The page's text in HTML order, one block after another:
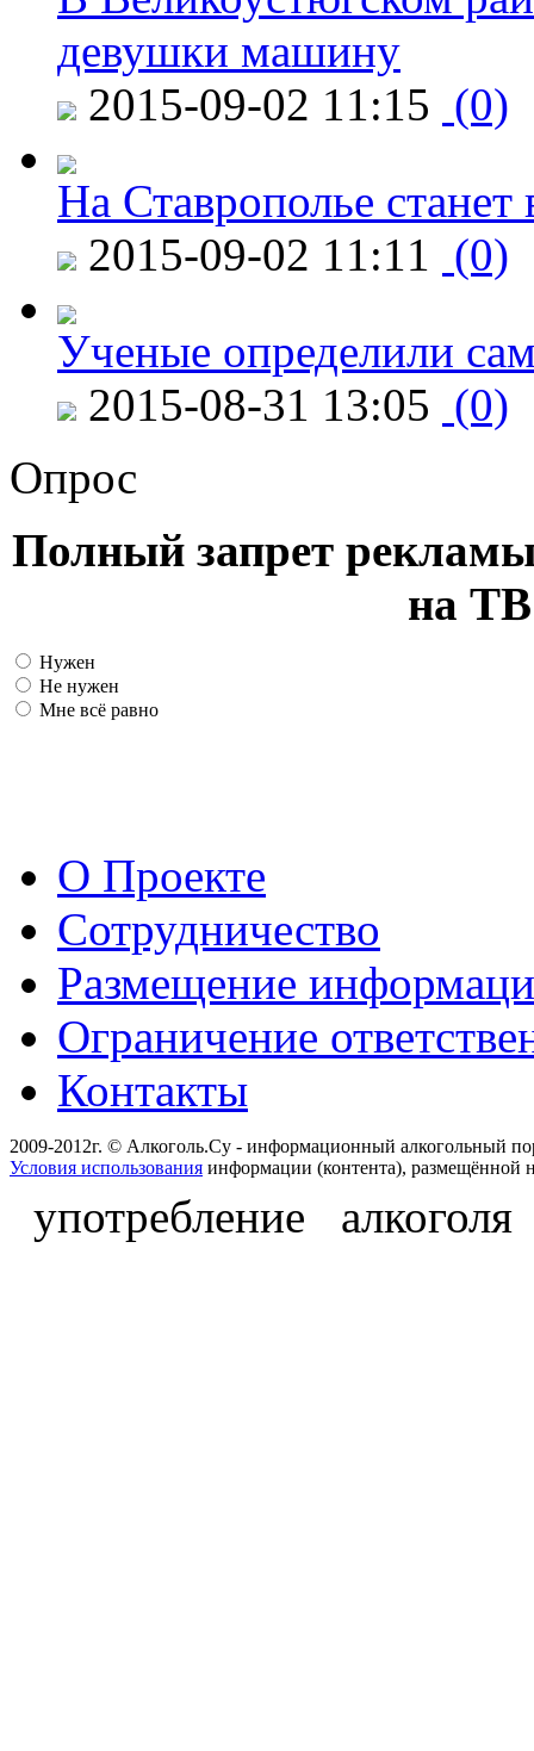
девушки машину
2015-09-02 11:15 (0)
На Ставрополье
2015-09-02 11:11 (0)
Ученые определили
2015-08-31 13:05 (0)
Опрос
Полный запрет
на ТВ
Нужен
Не нужен
Мне всё равно
О Проекте
Сотрудничество
Размещение
Ограничение
Контакты
2009-2012г. © Алкоголь.Су - информационный алкогольный
Условия использования информации (контента), размещённой
употребление